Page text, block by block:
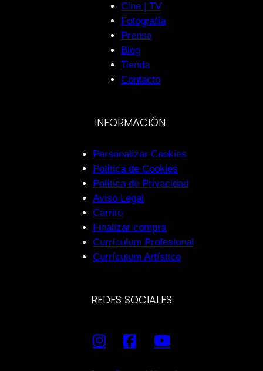
Cine | TV
Fotografía
Prensa
Blog
Tienda
Contacto
INFORMACIÓN
Personalizar Cookies
Política de Cookies
Política de Privacidad
Aviso Legal
Carrito
Finalizar compra
Currículum Profesional
Currículum Artístico
REDES SOCIALES